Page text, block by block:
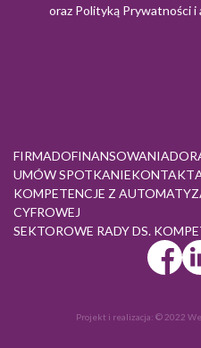
oraz Polityką Prywatnościi
FIRMADOFINANSOWANIA
UMÓW SPOTKANIEKONTAKT
KOMPETENCJE Z
CYFROWEJ
SEKTOROWE RADY DS.
Projekt i realizacja: © 2022